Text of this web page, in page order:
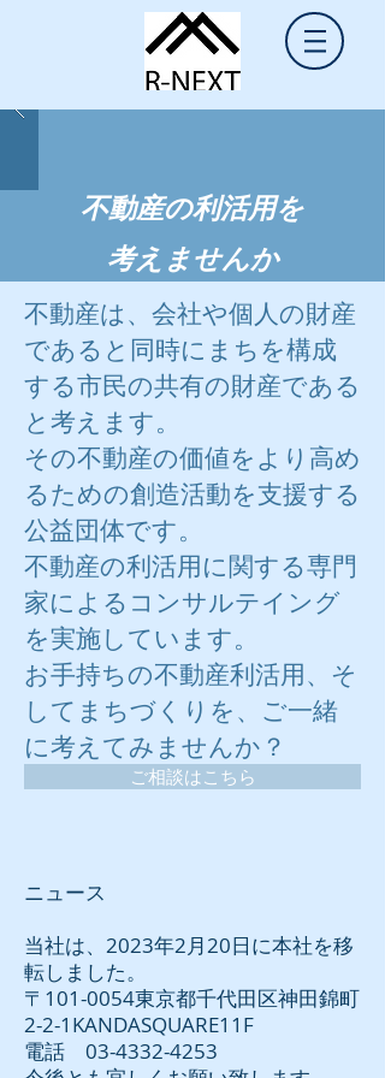
​不動産の利活用を
考えませんか
不動産は、会社や個人の財産
であると同時にまちを構成
する市民の共有の財産である
と考えます。
その不動産の価値をより高め
るための創造活動を支援する
公益団体です。
不動産の利活用に関する専門
家によるコンサルテイング
を実施しています。
お手持ちの不動産利活用、そ
してまちづくりを、ご一緒
に考えてみませんか？
ご相談はこちら
ニュース
当社は、2023年2月20日に本社を移
転しました。
〒101-0054東京都千代田区神田錦町
2-2-1KANDASQUARE11F​
電話 03-4332-4253